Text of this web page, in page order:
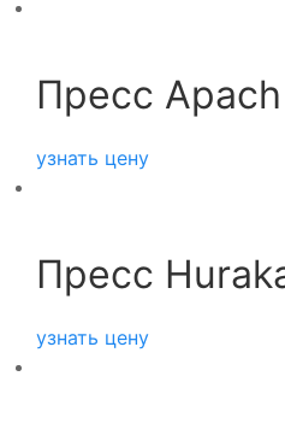
Пресс
узнать цену
Пресс
узнать цену